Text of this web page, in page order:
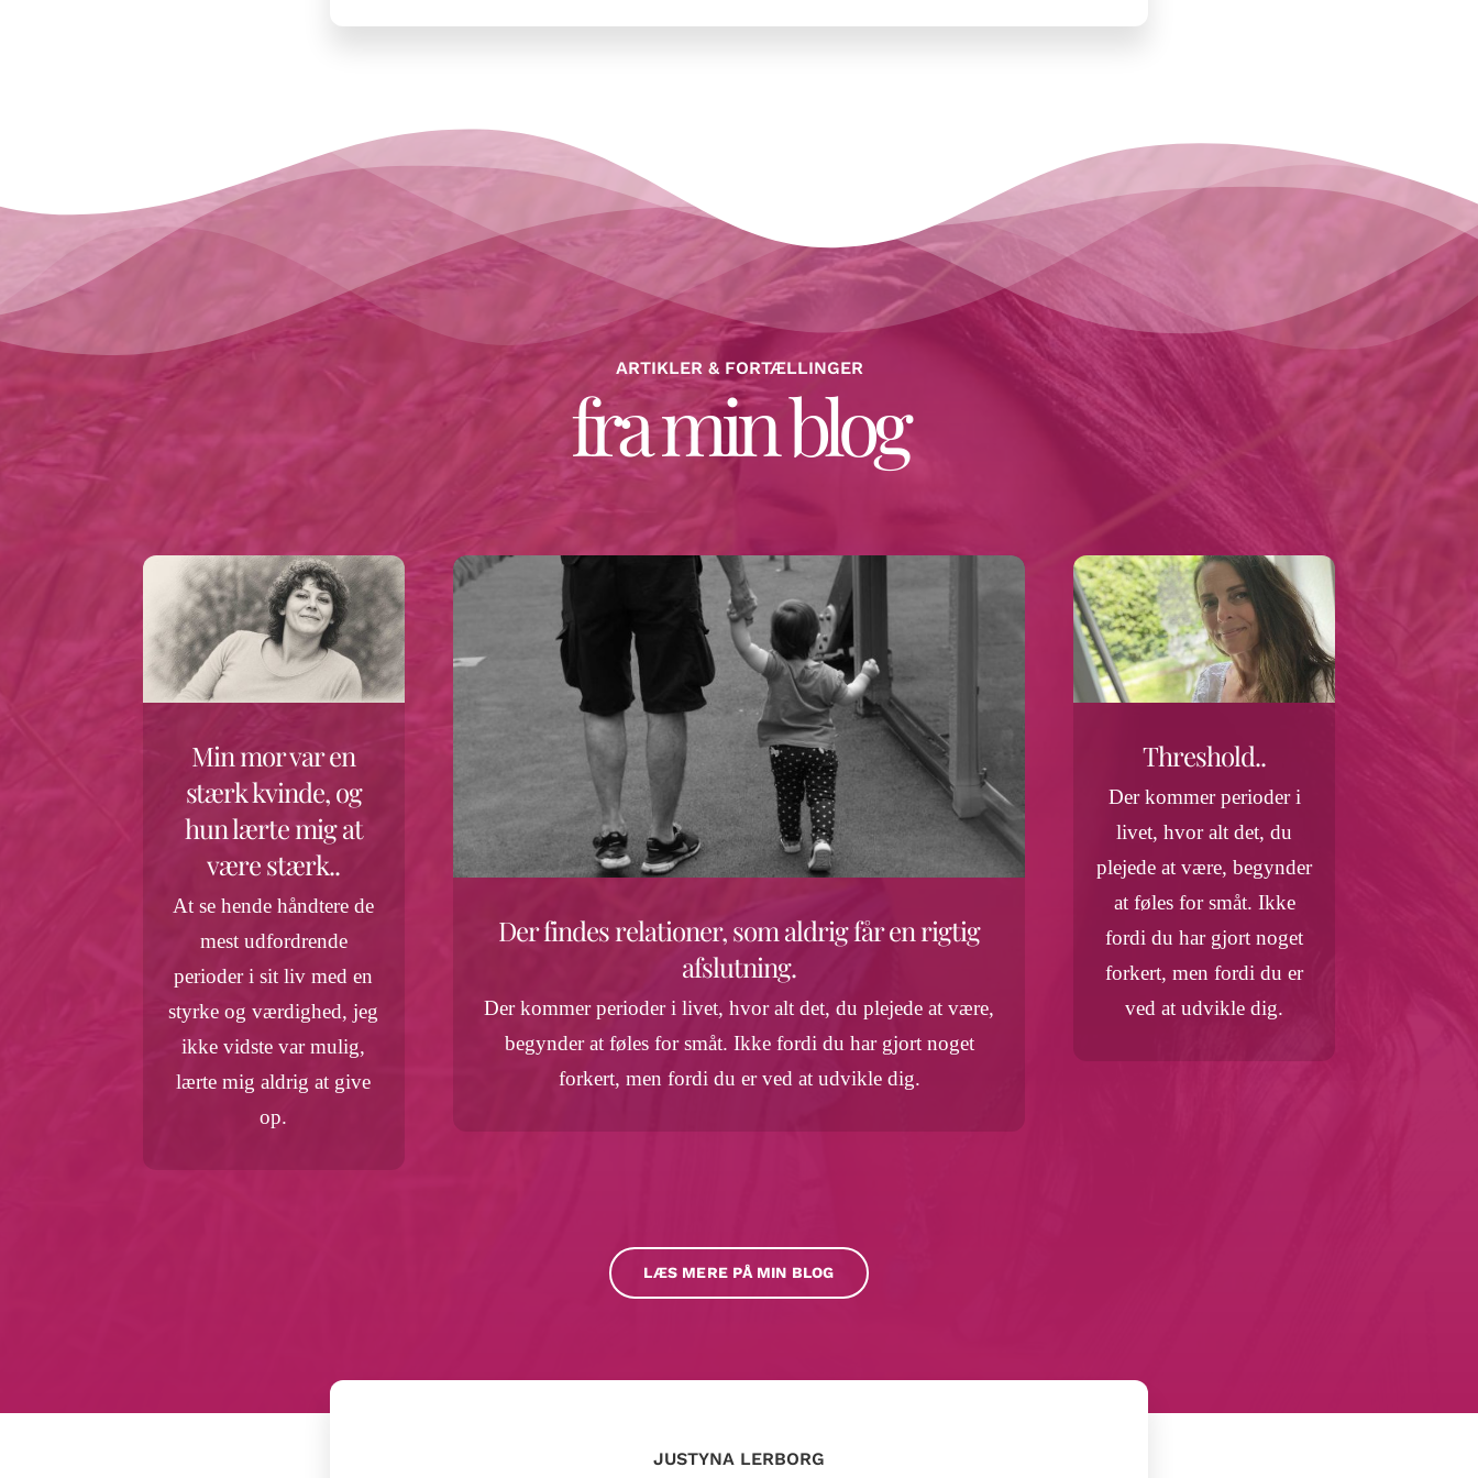
ARTIKLER & FORTÆLLINGER
fra min blog
Min mor var en
stærk kvinde, og
hun lærte mig at
være stærk..
At se hende håndtere de
mest udfordrende
perioder i sit liv med en
styrke og værdighed, jeg
ikke vidste var mulig,
lærte mig aldrig at give
op.
Der findes relationer, som aldrig får en rigtig
afslutning.
Der kommer perioder i livet, hvor alt det, du plejede at være,
begynder at føles for småt. Ikke fordi du har gjort noget
forkert, men fordi du er ved at udvikle dig.
Threshold..
Der kommer perioder i
livet, hvor alt det, du
plejede at være, begynder
at føles for småt. Ikke
fordi du har gjort noget
forkert, men fordi du er
ved at udvikle dig.
LÆS MERE PÅ MIN BLOG
JUSTYNA LERBORG